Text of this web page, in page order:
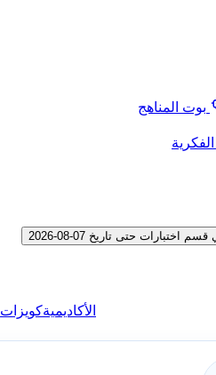
بوت المناهج
حتى تاريخ 07-08-2026
الأكاديميةكويزات